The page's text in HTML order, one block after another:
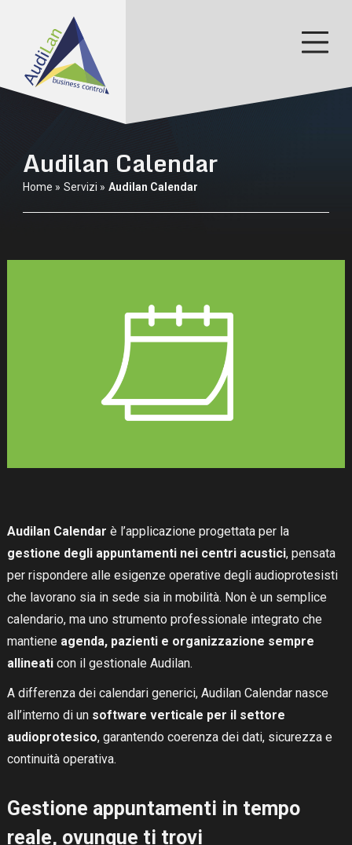
Audilan Calendar
Home » Servizi » Audilan Calendar
Audilan Calendar è l’applicazione progettata per la
gestione degli appuntamenti nei centri acustici, pensata
per rispondere alle esigenze operative degli audioprotesisti
che lavorano sia in sede sia in mobilità. Non è un semplice
calendario, ma uno strumento professionale integrato che
mantiene agenda, pazienti e organizzazione sempre
allineaticon il gestionale Audilan.
A differenza dei calendari generici, Audilan Calendar nasce
all’interno di un software verticale per il settore
audioprotesico, garantendo coerenza dei dati, sicurezza e
continuità operativa.
Gestione appuntamenti in tempo
reale, ovunque ti trovi
×
BLOG
ACADEMY
CONTATTI